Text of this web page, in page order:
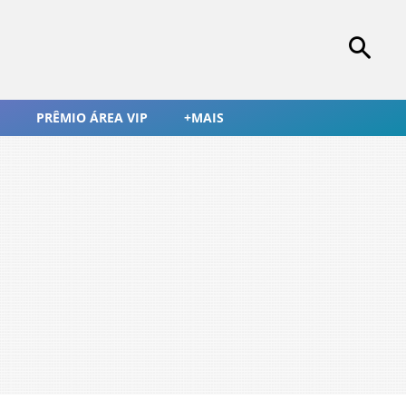
PRÊMIO ÁREA VIP +MAIS